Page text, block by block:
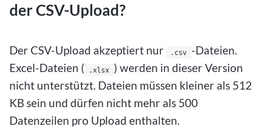
der CSV-Upload?
Der CSV-Upload akzeptiert nur .csv
-Dateien.
Excel-Dateien (
.xlsx ) werden in dieser Version
nicht unterstützt. Dateien müssen kleiner als 512
KB sein und dürfen nicht mehr als 500
Datenzeilen pro Upload enthalten.